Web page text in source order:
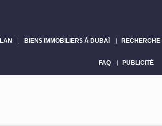
BIENS IMMOBILIERS À DUBAÏ
FAQ PUBLICITÉ